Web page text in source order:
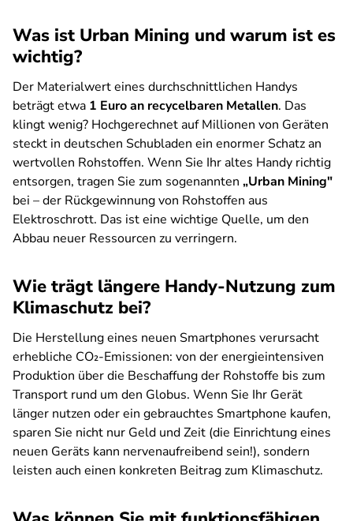
Was ist Urban Mining und warum ist es
wichtig?
Der Materialwert eines durchschnittlichen Handys
beträgt etwa 1 Euro an recycelbaren Metallen. Das
klingt wenig? Hochgerechnet auf Millionen von Geräten
steckt in deutschen Schubladen ein enormer Schatz an
wertvollen Rohstoffen. Wenn Sie Ihr altes Handy richtig
entsorgen, tragen Sie zum sogenannten „Urban Mining"
bei – der Rückgewinnung von Rohstoffen aus
Elektroschrott. Das ist eine wichtige Quelle, um den
Abbau neuer Ressourcen zu verringern.
Wie trägt längere Handy-Nutzung zum
Klimaschutz bei?
Die Herstellung eines neuen Smartphones verursacht
erhebliche CO₂-Emissionen: von der energieintensiven
Produktion über die Beschaffung der Rohstoffe bis zum
Transport rund um den Globus. Wenn Sie Ihr Gerät
länger nutzen oder ein gebrauchtes Smartphone kaufen,
sparen Sie nicht nur Geld und Zeit (die Einrichtung eines
neuen Geräts kann nervenaufreibend sein!), sondern
leisten auch einen konkreten Beitrag zum Klimaschutz.